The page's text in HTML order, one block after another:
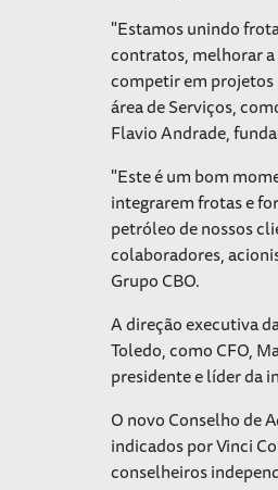
"Estamos unindo
contratos, melhorar a
competir em projetos
área de Serviços,
Flavio Andrade,
"Este é um bom
integrarem frotas e
petróleo de nossos
colaboradores,
Grupo CBO.
A direção executiva
Toledo, como CFO,
presidente e líder da
O novo Conselho de
indicados por Vinci
conselheiros